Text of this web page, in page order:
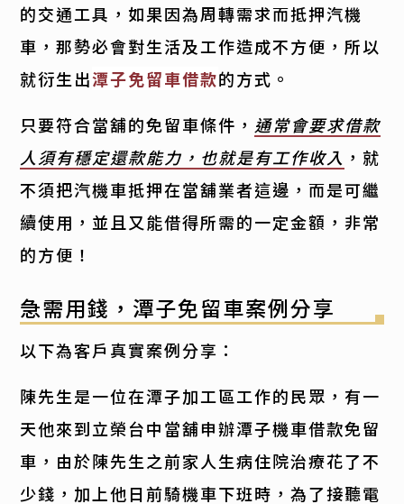
的交通工具，如果因為周轉需求而抵押汽機
車，那勢必會對生活及工作造成不方便，所以
就衍生出潭子免留車借款的方式。
只要符合當舖的免留車條件， 通常會要求借款
人須有穩定還款能力，也就是有工作收入 ，就
不須把汽機車抵押在當舖業者這邊，而是可繼
續使用，並且又能借得所需的一定金額，非常
的方便！
急需用錢，潭子免留車案例分享
以下為客戶真實案例分享：
陳先生是一位在潭子加工區工作的民眾，有一
天他來到立榮台中當舖申辦潭子機車借款免留
車，由於陳先生之前家人生病住院治療花了不
少錢，加上他日前騎機車下班時，為了接聽電